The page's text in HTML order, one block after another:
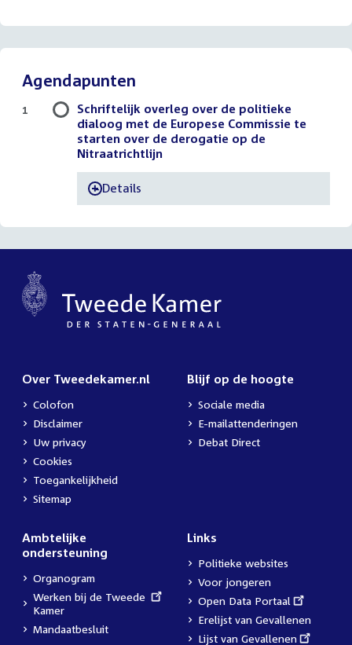
Agendapunten
Schriftelijk overleg over de politieke
dialoog met de Europese Commissie te
starten over de derogatie op de
Nitraatrichtlijn
-Details
1
Over Tweedekamer.nl
Colofon
Disclaimer
Uw privacy
Cookies
Toegankelijkheid
Sitemap
Blijf op de hoogte
Sociale media
E-mailattenderingen
Debat Direct
Ambtelijke
ondersteuning
Organogram
External
link:
Werken bij de Tweede
Kamer
Mandaatbesluit
Links
Politieke websites
Voor jongeren
External
link:
Open Data Portaal
Erelijst van Gevallenen
External
Lijst van Gevallenen